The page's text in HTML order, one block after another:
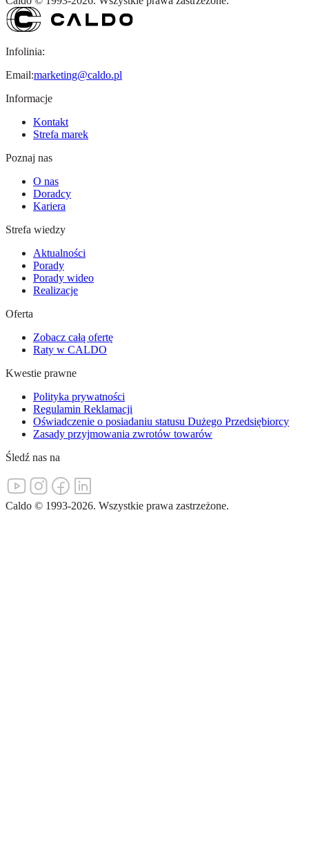
Infolinia:
Email:marketing@caldo.pl
Informacje
Kontakt
Strefa marek
Poznaj nas
O nas
Doradcy
Kariera
Strefa wiedzy
Aktualności
Porady
Porady wideo
Realizacje
Oferta
Zobacz całą ofertę
Raty w CALDO
Kwestie prawne
Polityka prywatności
Regulamin Reklamacji
Oświadczenie o posiadaniu statusu Dużego Przedsiębiorcy
Zasady przyjmowania zwrotów towarów
Śledź nas na
Caldo © 1993-2026. Wszystkie prawa zastrzeżone.